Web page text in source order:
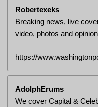
Robertexeks
Breaking news, live
video, photos and
https://
AdolphErums
We cover Capital &